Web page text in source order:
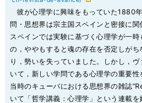
彼が心理学に興味をもっていた1880
問・思想界は宗主国スペインと密接に
スペインでは実験に基づく心理学が一
の，ややもすると魂の存在を否定しがち
り，勢いを失っていました。しかし，
いて，新しい学問である心理学の重要性
当時のキューバにおける思想界の雑誌
いて「哲学講義：心理学」という連載